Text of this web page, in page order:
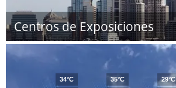
Centros de Exposiciones
34°C
35°C
29°C